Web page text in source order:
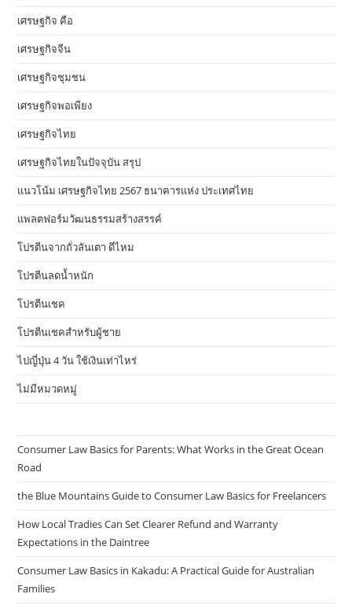
เศรษฐกิจ คือ
เศรษฐกิจจีน
เศรษฐกิจชุมชน
เศรษฐกิจพอเพียง
เศรษฐกิจไทย
เศรษฐกิจไทยในปัจจุบัน สรุป
แนวโน้ม เศรษฐกิจไทย 2567 ธนาคารแห่ง ประเทศไทย
แพลตฟอร์มวัฒนธรรมสร้างสรรค์
โปรตีนจากถั่วลันเตา ดีไหม
โปรตีนลดน้ำหนัก
โปรตีนเชค
โปรตีนเชคสำหรับผู้ชาย
ไปญี่ปุ่น 4 วัน ใช้เงินเท่าไหร่
ไม่มีหมวดหมู่
Consumer Law Basics for Parents: What Works in the Great Ocean
Road
the Blue Mountains Guide to Consumer Law Basics for Freelancers
How Local Tradies Can Set Clearer Refund and Warranty
Expectations in the Daintree
Consumer Law Basics in Kakadu: A Practical Guide for Australian
Families